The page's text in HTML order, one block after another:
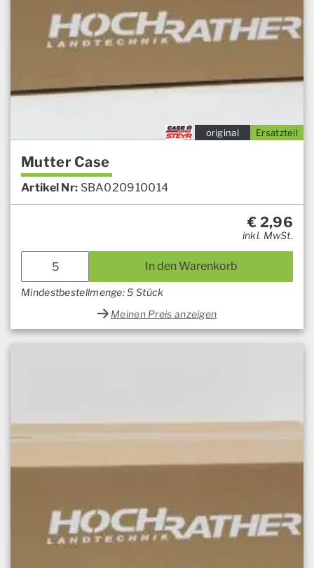
Ersatzteil
original
Mutter Case
Artikel Nr: SBA020910014
€ 2,96
inkl. MwSt.
In den Warenkorb
Mindestbestellmenge: 5 Stück
Meinen Preis anzeigen